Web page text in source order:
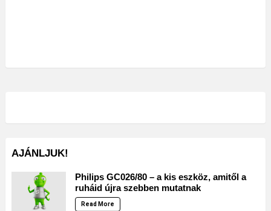
AJÁNLJUK!
Philips GC026/80 – a kis eszköz, amitől a
ruháid újra szebben mutatnak
Read More